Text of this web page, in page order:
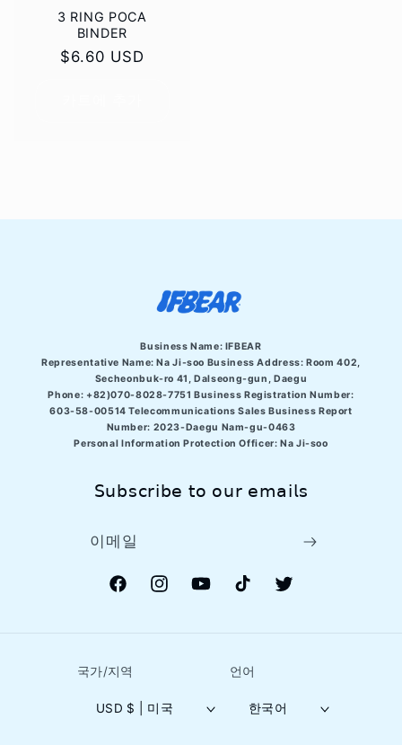
3 RING POCA
BINDER
정
$6.60 USD
Business Name: IFBEAR
Representative Name: Na Ji-soo Business Address:Room 402,
Secheonbuk-ro 41, Dalseong-gun, Daegu
Phone: +82)070-8028-7751 Business Registration Number:
603-58-00514 Telecommunications Sales Business Report
Number: 2023-Daegu Nam-gu-0463
Personal Information Protection Officer: Na Ji-soo
𝖲𝗎𝖻𝗌𝖼𝗋𝗂𝖻𝖾 𝗍𝗈 𝗈𝗎𝗋 𝖾𝗆𝖺𝗂𝗅𝗌
이메일
FacebookInstagramYouTubeTikTok Twitter
국가/지역
USD $ | 미국
언어
한국어